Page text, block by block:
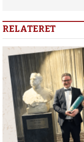
RELATERET